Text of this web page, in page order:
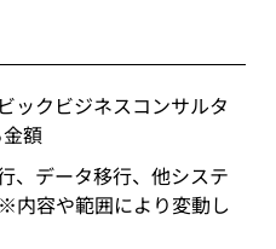
ックビジネスコンサルタ
額
、データ移行、他システ
容や範囲により変動し